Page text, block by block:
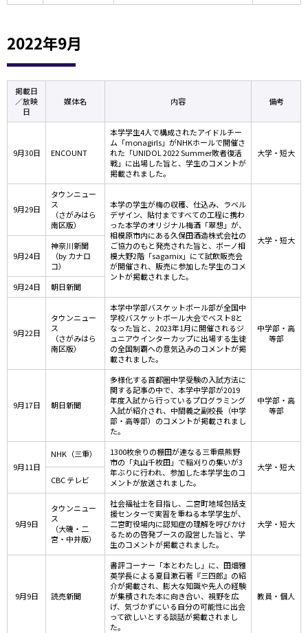
2022年9月
掲載日
／放映
日
媒体名 内容 備考
9月30日 ENCOUNT
本学学生4人で構成されたアイドルチー
ム「monagirls」がNHKホールで開催さ
れた「UNIDOL 2022 Summer敗者復活
戦」に出場した旨と、学生のコメントが
掲載されました。
大学・短大
9月29日
タウンニュー
ス
（さがみはら
南区版）
本学の学生が梅の収穫、仕込み、ラベル
デザイン、貼付まですべての工程に携わ
った本学のオリジナル梅酒「翠想」が、
相模原市内にある久保田酒造株式会社の
ご協力のもと発売された旨と、ボーノ相
模大野2階「sagamix」にて試飲販売会
が開催され、販売に参加した学生のコメ
ントが掲載されました。
大学・短大
9月24日
神奈川新聞
（by カナロ
コ）
9月24日
朝日新聞
9月22日
タウンニュー
ス
（さがみはら
南区版）
本学中学部バスケットボール部が全国中
学校バスケットボール大会でベスト8と
なった旨と、2023年1月に開催されるジ
ュニアウインターカップに出場する生徒
の全国制覇への意気込みのコメントが掲
載されました。
中学部・高
等部
9月17日 朝日新聞
多様化する首都圏中学受験の入試方法に
関する記事の中で、本学中学部が2019
年度入試から行っているプログラミング
入試が紹介され、中間義之副校長（中学
部・高等部）のコメントが掲載されまし
た。
中学部・高
等部
9月11日
NHK（三重）
1300枚余りの棚田が連なる三重県熊野
市の「丸山千枚田」で稲刈りの集いが3
年ぶりに行われ、参加した本学学生のコ
メントが放送されました。
大学・短大
CBC テレビ
9月9日
タウンニュー
ス
（大磯・二
宮・中井版）
社会福祉士を目指し、二宮町地域包括支
援センターで実習を重ねる本学学生が、
二宮町役場内に認知症の理解を呼びかけ
るための啓発ブースの設営した旨と、学
生のコメントが掲載されました。
大学・短大
9月9日 読売新聞
書評コーナー「本とわたし」に、田畑雅
英学長による夏目漱石著『三四郎』の紹
介が掲載され、膨大な知識や先人の経験
が集積された本に向き合い、視野を広
げ、気づかずにいる自分の可能性に出会
って欲しいとする談話が掲載されまし
た。
教員・個人